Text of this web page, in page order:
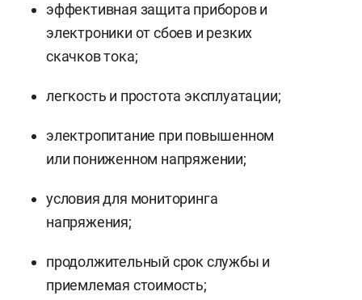
эффективная защита приборов и
электроники от сбоев и резких
скачков тока;
легкость и простота эксплуатации;
электропитание при повышенном
или пониженном напряжении;
условия для мониторинга
напряжения;
продолжительный срок службы и
приемлемая стоимость;